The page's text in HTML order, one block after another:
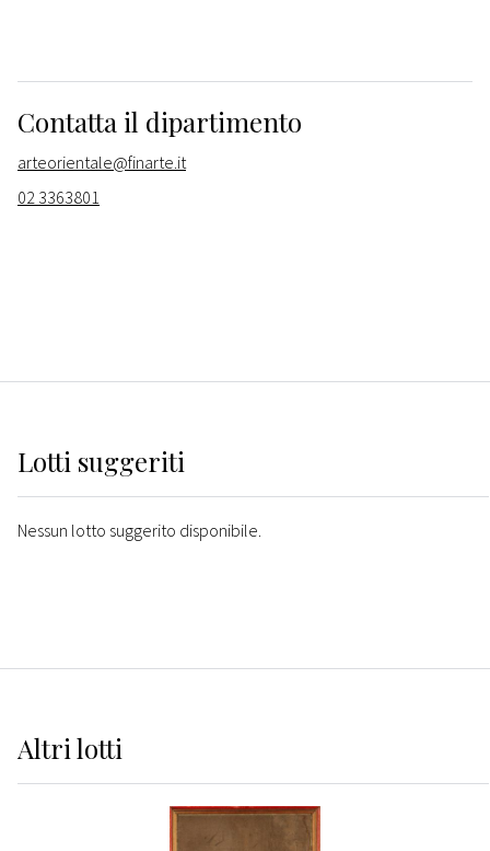
Contatta il dipartimento
arteorientale@finarte.it
02 3363801
Lotti suggeriti
Nessun lotto suggerito disponibile.
Altrilotti